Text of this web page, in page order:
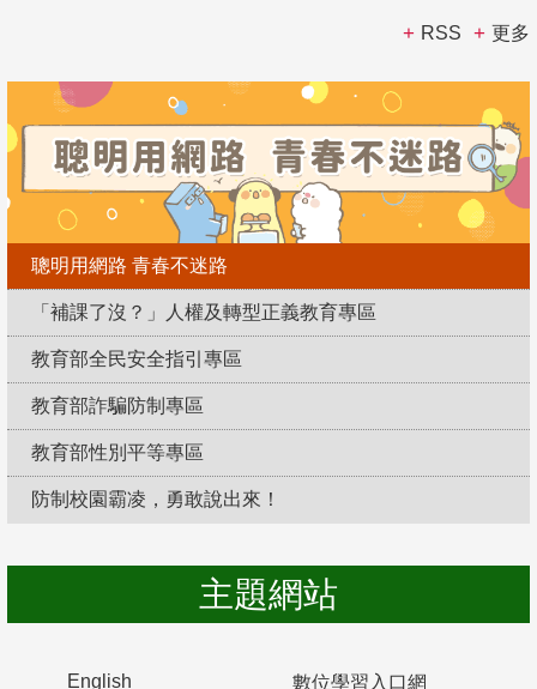
RSS 更多
聰明用網路 青春不迷路
「補課了沒？」人權及轉型正義教育專區
教育部全民安全指引專區
教育部詐騙防制專區
教育部性別平等專區
防制校園霸凌，勇敢說出來！
主題網站
English 數位學習入口網